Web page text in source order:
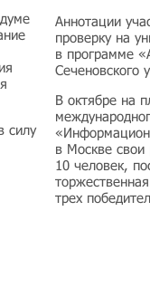
силу
Аннотации
проверку на
в программе
Сеченовского
В октябре на
в Москве свои
10 человек,
трех